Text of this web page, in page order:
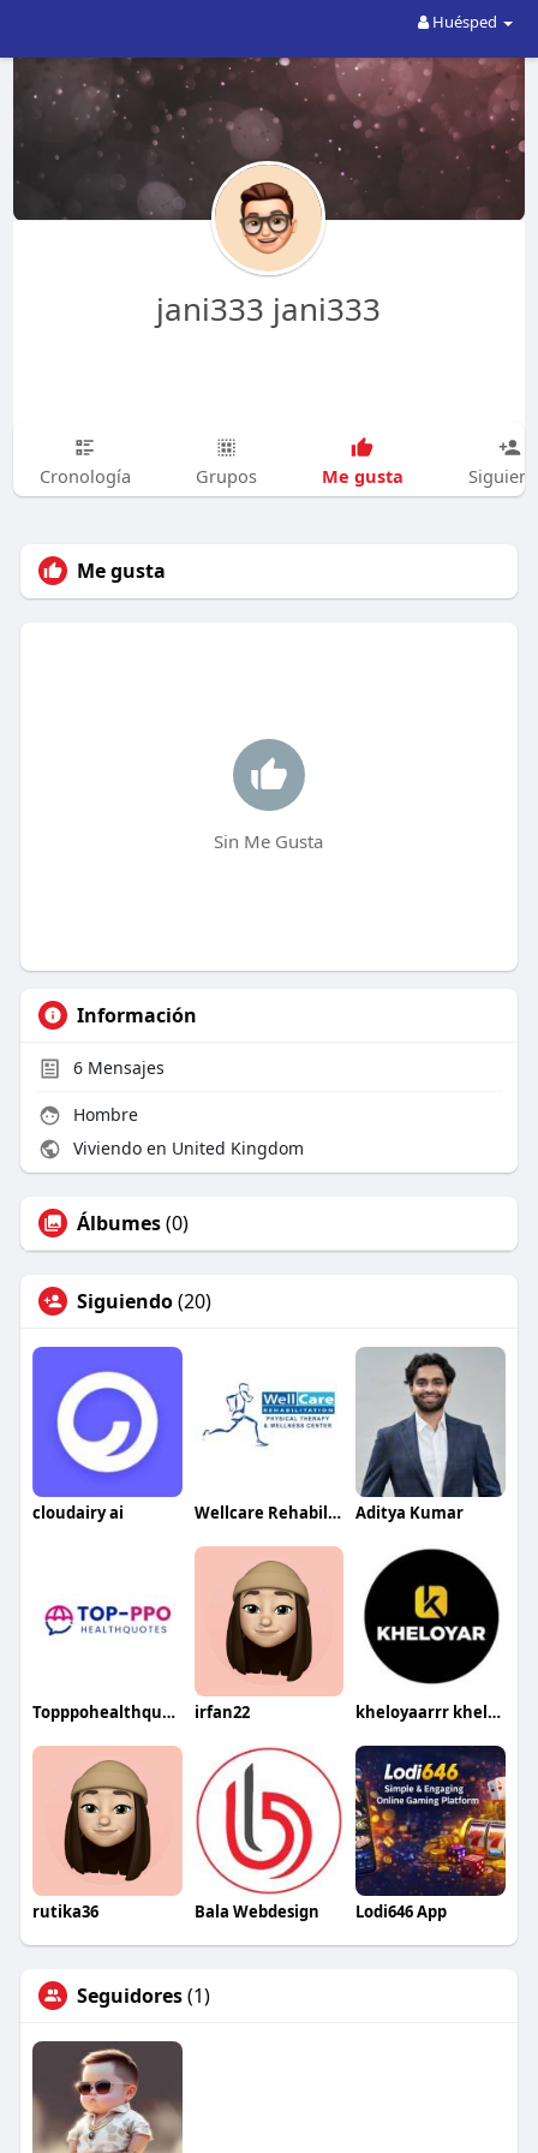
Huésped
jani333 jani333
Cronología Grupos Me gusta
Me gusta
Sin Me Gusta
Información
6Mensajes
Hombre
Viviendo en United Kingdom
Álbumes(0)
Siguiendo(20)
cloudairy ai Wellcare Rehabilitation Aditya Kumar
Topppohealthquotes Quotes irfan22 kheloyaarrr kheloyaarrr
rutika36 Bala Webdesign Lodi646 App
Seguidores(1)